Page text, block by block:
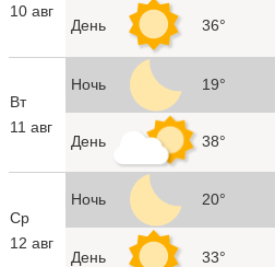
10 авг
День 36°
Вт
11 авг
Ночь 19°
День 38°
Ср
12 авг
Ночь 20°
День 33°